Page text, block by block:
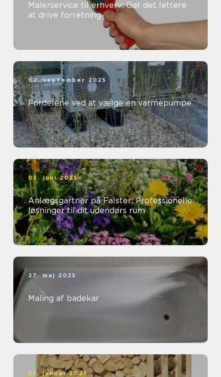
Malerservice til erhverv: Gør det lettere
at drive forretning
02. september 2025
Fordelene ved at vælge en varmepumpe
03. juni 2025
Anlægsgartner på Falster: Professionelle
løsninger til dit udendørs rum
27. maj 2025
Maling af badekar
23. januar 2025